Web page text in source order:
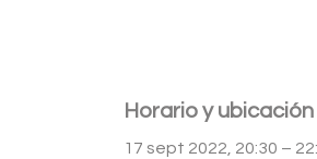
Horario y ubicación
17 sept 2022, 20:30 –